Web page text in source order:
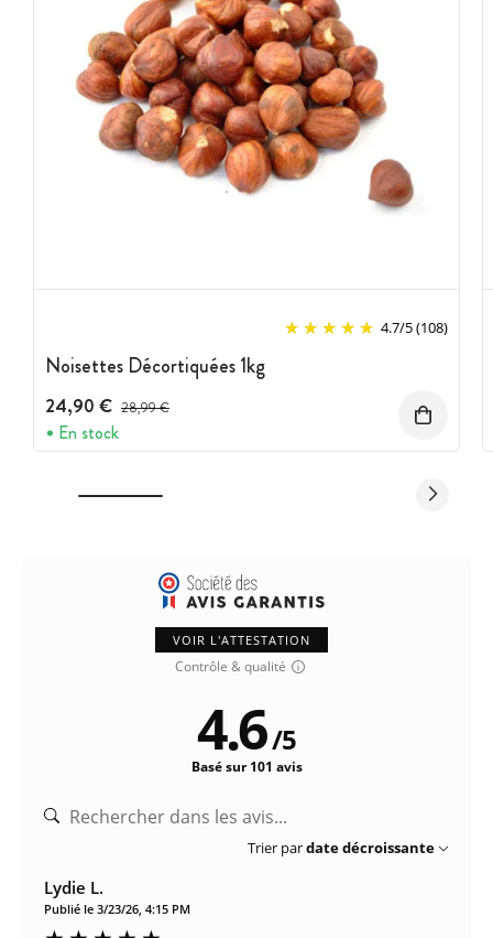
4.7/5(108)
Noisettes Décortiquées 1kg
24,90 € Prix avant réduction :
28,99 €
En stock
VOIR L'ATTESTATION
Contrôle & qualité
4.6/5
Basé sur 101 avis
Trier pardate décroissante
Lydie L.
Publié le 3/23/26, 4:15 PM